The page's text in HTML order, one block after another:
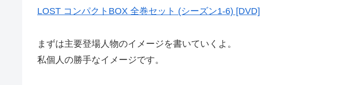
LOST コンパクトBOX 全巻セット (シーズン1-6) [DVD]
まずは主要登場人物のイメージを書いていくよ。
私個人の勝手なイメージです。